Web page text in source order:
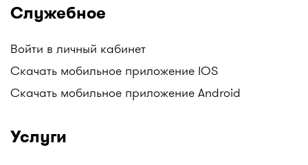
Служебное
Войти в личный кабинет
Скачать мобильное приложение IOS
Скачать мобильное приложение Android
Услуги